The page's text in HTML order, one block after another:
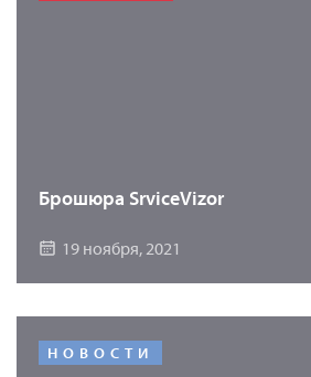
Брошюра SrviceVizor
19 ноября, 2021
НОВОСТИ